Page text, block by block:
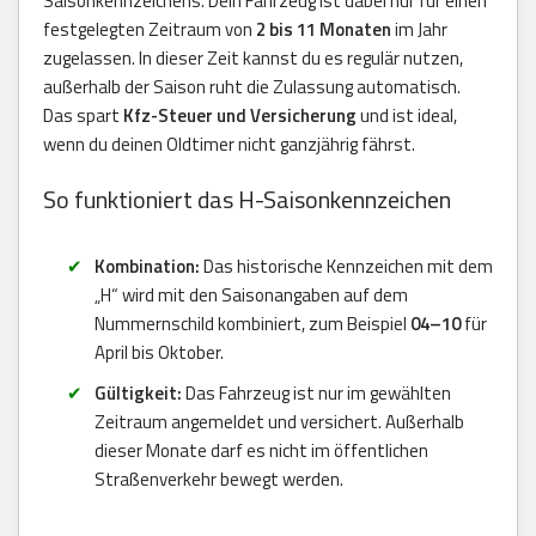
festgelegten Zeitraum von 2 bis 11 Monatenim Jahr
zugelassen. In dieser Zeit kannst du es regulär nutzen,
außerhalb der Saison ruht die Zulassung automatisch.
Das spart Kfz-Steuer und Versicherungund ist ideal,
wenn du deinen Oldtimer nicht ganzjährig fährst.
So funktioniert das H-Saisonkennzeichen
Kombination:Das historische Kennzeichen mit dem
„H“ wird mit den Saisonangaben auf dem
Nummernschild kombiniert, zum Beispiel 04–10für
April bis Oktober.
Gültigkeit:Das Fahrzeug ist nur im gewählten
Zeitraum angemeldet und versichert. Außerhalb
dieser Monate darf es nicht im öffentlichen
Straßenverkehr bewegt werden.